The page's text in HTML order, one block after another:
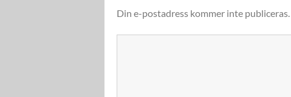
Din e-postadress kommer inte publiceras.